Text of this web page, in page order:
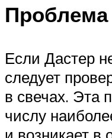
Проблема
Если Дастер
следует
в свечах. Эта
числу